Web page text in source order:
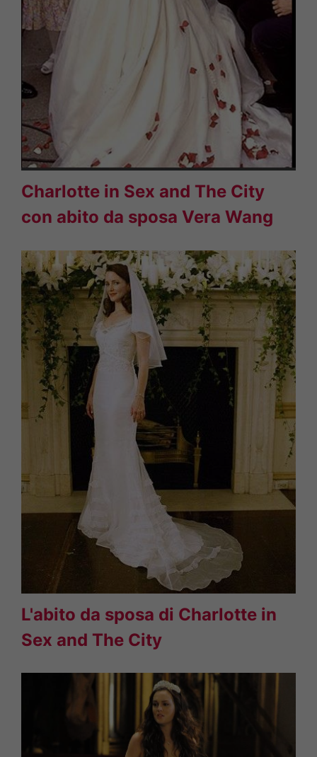
Charlotte in Sex and The City
con abito da sposa Vera Wang
L'abito da sposa di Charlotte in
Sex and The City